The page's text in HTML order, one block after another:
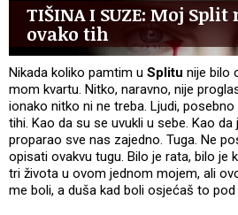
TIŠINA I SUZE: Moj
ovako tih
Nikada koliko pamtim u Splitu nije bilo
mom kvartu. Nitko, naravno, nije
ionako nitko ni ne treba. Ljudi,
tihi. Kao da su se uvukli u sebe. Kao
proparao sve nas zajedno. Tuga. Ne
opisati ovakvu tugu. Bilo je rata, bilo je
tri života u ovom jednom mojem, ali
me boli, a duša kad boli osjećaš to pod